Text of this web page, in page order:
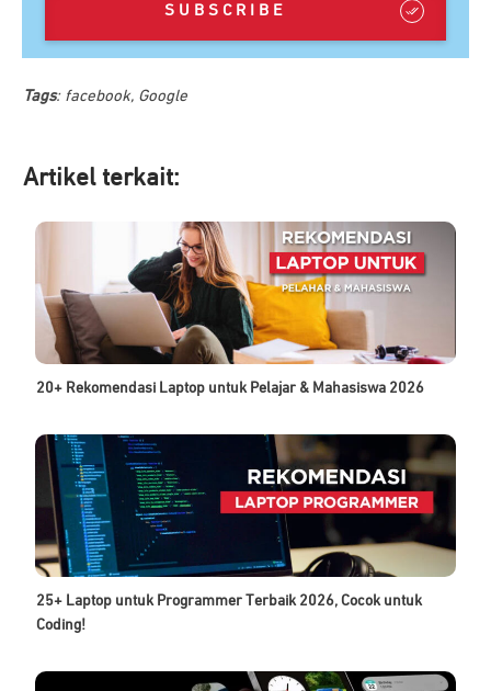
SUBSCRIBE
Tags: facebook, Google
Artikel terkait:
20+ Rekomendasi Laptop untuk Pelajar & Mahasiswa 2026
25+ Laptop untuk Programmer Terbaik 2026, Cocok untuk
Coding!